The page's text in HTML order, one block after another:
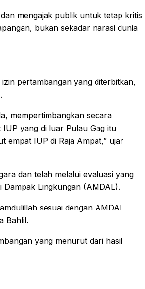
mengajak publik untuk tetap kritis
bukan sekadar narasi dunia
pertambangan yang diterbitkan,
mempertimbangkan secara
yang di luar Pulau Gag itu
empat IUP di Raja Ampat,” ujar
dan telah melalui evaluasi yang
Lingkungan (AMDAL).
sesuai dengan AMDAL
Bahlil.
yang menurut dari hasil